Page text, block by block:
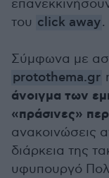
του click away.
Σύμφωνα με
protothema.gr
άνοιγμα των
«πράσινες»
ανακοινώσεις
διάρκεια της
υφυπουργό